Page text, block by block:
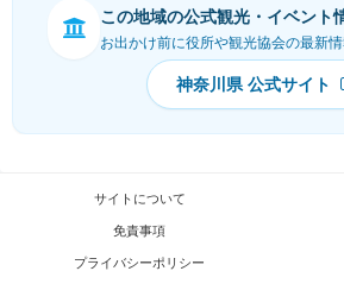
この地域の公式観光・イベント
お出かけ前に役所や観光協会の最新情
神奈川県 公式サイト
サイトについて
免責事項
プライバシーポリシー